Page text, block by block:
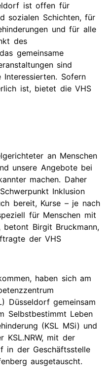
ist offen für
sozialen Schichten, für
und für alle
des
gemeinsame
sind
Sofern
ist, bietet die VHS
an Menschen
unsere Angebote bei
machen. Daher
Inklusion
bereit, Kurse – je nach
für Menschen mit
betont Birgit Bruckmann,
der VHS
haben sich am
Düsseldorf gemeinsam
Selbstbestimmt Leben
(KSL MSi) und
KSL.NRW, mit der
in der Geschäftsstelle
ausgetauscht.